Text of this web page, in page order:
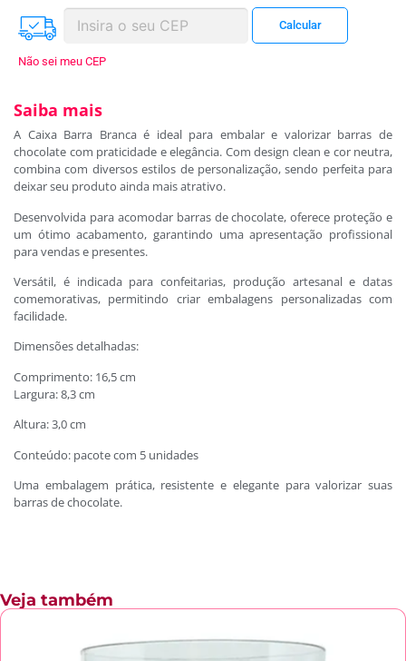
Não sei meu CEP
Saiba mais
A Caixa Barra Branca é ideal para embalar e valorizar barras de
chocolate com praticidade e elegância. Com design clean e cor neutra,
combina com diversos estilos de personalização, sendo perfeita para
deixar seu produto ainda mais atrativo.
Desenvolvida para acomodar barras de chocolate, oferece proteção e
um ótimo acabamento, garantindo uma apresentação profissional
para vendas e presentes.
Versátil, é indicada para confeitarias, produção artesanal e datas
comemorativas, permitindo criar embalagens personalizadas com
facilidade.
Dimensões detalhadas:
Comprimento: 16,5 cm
Largura: 8,3 cm
Altura: 3,0 cm
Conteúdo: pacote com 5 unidades
Uma embalagem prática, resistente e elegante para valorizar suas
barras de chocolate.
Veja também